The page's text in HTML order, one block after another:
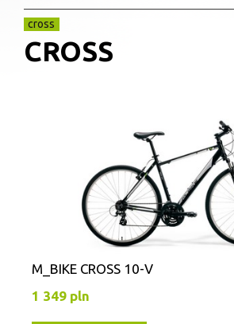
cross
CROSS
M_BIKE CROSS 10-V
1 349 pln